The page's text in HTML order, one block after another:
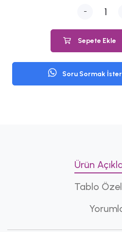
-
Sepete Ekle
Soru Sormak
Ürün
Tablo